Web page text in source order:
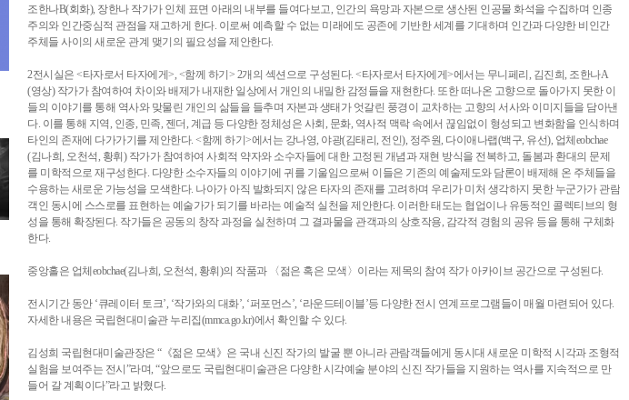
조한나B(회화), 장한나 작가가 인체 표면 아래의 내부를 들여다보고, 인간의 욕망과 자본으로 생산된 인공물 화석을 수집하며 인종
주의와 인간중심적 관점을 재고하게 한다. 이로써 예측할 수 없는 미래에도 공존에 기반한 세계를 기대하며 인간과 다양한 비인간
주체들 사이의 새로운 관계 맺기의 필요성을 제안한다.
2전시실은 <타자로서 타자에게>, <함께 하기> 2개의 섹션으로 구성된다. <타자로서 타자에게>에서는 무니페리, 김진희, 조한나A
(영상) 작가가 참여하여 차이와 배제가 내재한 일상에서 개인의 내밀한 감정들을 재현한다. 또한 떠나온 고향으로 돌아가지 못한 이
들의 이야기를 통해 역사와 맞물린 개인의 삶들을 들추며 자본과 생태가 엇갈린 풍경이 교차하는 고향의 서사와 이미지들을 담아낸
다. 이를 통해 지역, 인종, 민족, 젠더, 계급 등 다양한 정체성은 사회, 문화, 역사적 맥락 속에서 끊임없이 형성되고 변화함을 인식하며
타인의 존재에 다가가기를 제안한다. <함께 하기>에서는 강나영, 야광(김태리, 전인), 정주원, 다이애나랩(백구, 유선), 업체eobchae
(김나희, 오천석, 황휘) 작가가 참여하여 사회적 약자와 소수자들에 대한 고정된 개념과 재현 방식을 전복하고, 돌봄과 환대의 문제
를 미학적으로 재구성한다. 다양한 소수자들의 이야기에 귀를 기울임으로써 이들은 기존의 예술제도와 담론이 배제해 온 주체들을
수용하는 새로운 가능성을 모색한다. 나아가 아직 발화되지 않은 타자의 존재를 고려하며 우리가 미처 생각하지 못한 누군가가 관람
객인 동시에 스스로를 표현하는 예술가가 되기를 바라는 예술적 실천을 제안한다. 이러한 태도는 협업이나 유동적인 콜렉티브의 형
성을 통해 확장된다. 작가들은 공동의 창작 과정을 실천하며 그 결과물을 관객과의 상호작용, 감각적 경험의 공유 등을 통해 구체화
한다.
중앙홀은 업체eobchae(김나희, 오천석, 황휘)의 작품과 〈젊은 혹은 모색〉이라는 제목의 참여 작가 아카이브 공간으로 구성된다.
전시기간 동안 ‘큐레이터 토크’, ‘작가와의 대화’, ‘퍼포먼스’, ‘라운드테이블’등 다양한 전시 연계프로그램들이 매월 마련되어 있다.
자세한 내용은 국립현대미술관 누리집(mmca.go.kr)에서 확인할 수 있다.
김성희 국립현대미술관장은 “《젊은 모색》은 국내 신진 작가의 발굴 뿐 아니라 관람객들에게 동시대 새로운 미학적 시각과 조형적
실험을 보여주는 전시”라며, “앞으로도 국립현대미술관은 다양한 시각예술 분야의 신진 작가들을 지원하는 역사를 지속적으로 만
들어 갈 계획이다”라고 밝혔다.